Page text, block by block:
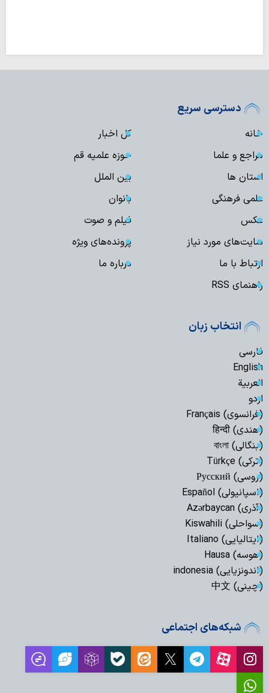
دسترسی سریع
خانه
کل اخبار
مراجع و علما
حوزه علمیه قم
استان ها
بین الملل
علمی فرهنگی
بانوان
عکس
فیلم و صوت
سایت‌های مورد نیاز
پرونده‌های ویژه
ارتباط با ما
درباره ما
راهنمای RSS
انتخاب زبان
فارسی
English
العربیة
اردو
(فرانسوی) Français
(هندی) हिन्दी
(بنگالی) বাংলা
(ترکی) Türkçe
(روسی) Русский
(اسپانیولی) Español
(آذری) Azərbaycan
(سواحلی) Kiswahili
(ایتالیایی) Italiano
(هوسه) Hausa
(اندونزیایی) indonesia
(چینی) 中文
شبکه‌های اجتماعی